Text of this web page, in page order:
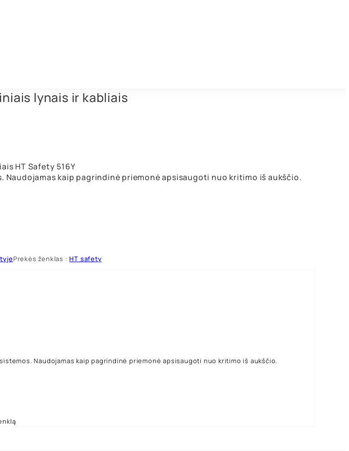
lynais ir kabliais
HT Safety 516Y
kaip pagrindinė priemonė apsisaugoti nuo kritimo iš aukščio.
Prekės ženklas :HT safety
Naudojamas kaip pagrindinė priemonė apsisaugoti nuo kritimo iš aukščio.